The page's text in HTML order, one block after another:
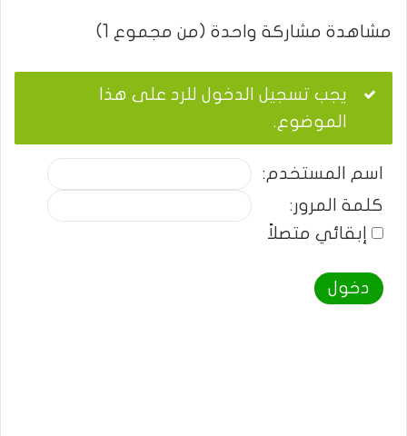
مشاهدة مشاركة واحدة (من مجموع 1)
يجب تسجيل الدخول للرد على هذا
الموضوع.
اسم المستخدم:
كلمة المرور:
إبقائي متصلاً
دخول